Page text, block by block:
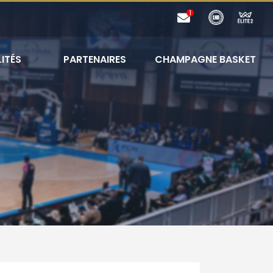
PARTENAIRES CHAMPAGNE BASKET